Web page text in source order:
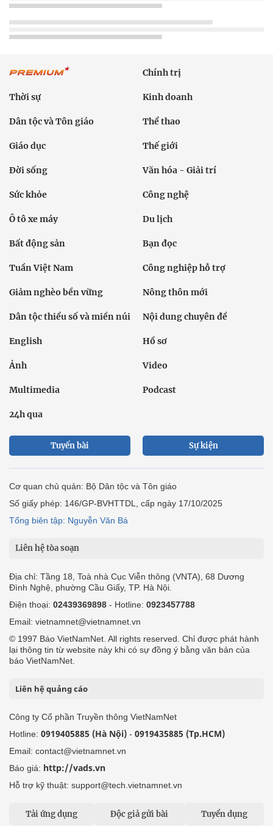
Chính trị
Thời sự Kinh doanh
Dân tộc và Tôn giáo Thể thao
Giáo dục Thế giới
Đời sống Văn hóa - Giải trí
Sức khỏe Công nghệ
Ô tô xe máy Du lịch
Bất động sản Bạn đọc
Tuần Việt Nam Công nghiệp hỗ trợ
Giảm nghèo bền vững Nông thôn mới
Dân tộc thiểu số và miền núi Nội dung chuyên đề
English Hồ sơ
Ảnh Video
Multimedia Podcast
24h qua
Tuyến bài Sự kiện
Cơ quan chủ quản: Bộ Dân tộc và Tôn giáo
Số giấy phép: 146/GP-BVHTTDL, cấp ngày 17/10/2025
Tổng biên tập: Nguyễn Văn Bá
Liên hệ tòa soạn
Địa chỉ: Tầng 18, Toà nhà Cục Viễn thông (VNTA), 68 Dương
Đình Nghệ, phường Cầu Giấy, TP. Hà Nội.
Điện thoại: 02439369898 - Hotline: 0923457788
Email: vietnamnet@vietnamnet.vn
© 1997 Báo VietNamNet. All rights reserved. Chỉ được phát hành
lại thông tin từ website này khi có sự đồng ý bằng văn bản của
báo VietNamNet.
Liên hệ quảng cáo
Công ty Cổ phần Truyền thông VietNamNet
Hotline: 0919405885 (Hà Nội) - 0919435885 (Tp.HCM)
Email: contact@vietnamnet.vn
Báo giá: http://vads.vn
Hỗ trợ kỹ thuật: support@tech.vietnamnet.vn
Tải ứng dụng Độc giả gửi bài Tuyển dụng